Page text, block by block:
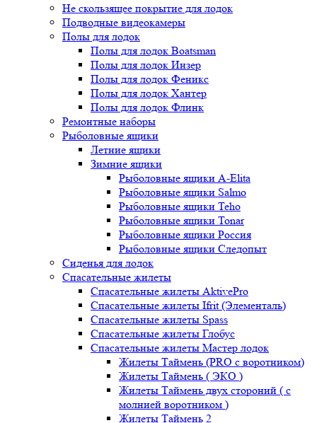
Не скользящее покрытие для лодок
Подводные видеокамеры
Полы для лодок
Полы для лодок Boatsman
Полы для лодок Инзер
Полы для лодок Феникс
Полы для лодок Хантер
Полы для лодок Флинк
Ремонтные наборы
Рыболовные ящики
Летние ящики
Зимние ящики
Рыболовные ящики A-Elita
Рыболовные ящики Salmo
Рыболовные ящики Teho
Рыболовные ящики Tonar
Рыболовные ящики Россия
Рыболовные ящики Следопыт
Сиденья для лодок
Спасательные жилеты
Спасательные жилеты AktivePro
Спасательные жилеты Ifrit (Элементаль)
Спасательные жилеты Spass
Спасательные жилеты Глобус
Спасательные жилеты Мастер лодок
Жилеты Таймень (PRO c воротником)
Жилеты Таймень ( ЭКО )
Жилеты Таймень двух стороний ( с
молнией воротником )
Жилеты Таймень 2